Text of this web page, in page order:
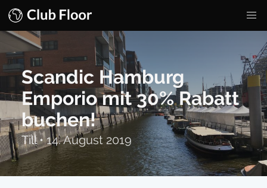
Scandic Hamburg
Emporio mit 30% Rabatt
buchen!
Till•14. August 2019